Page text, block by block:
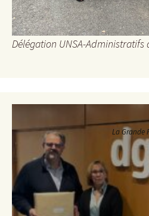
Délégation UNSA-Administratifs
La Grande